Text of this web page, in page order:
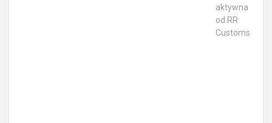
aktywna
od RR
Customs